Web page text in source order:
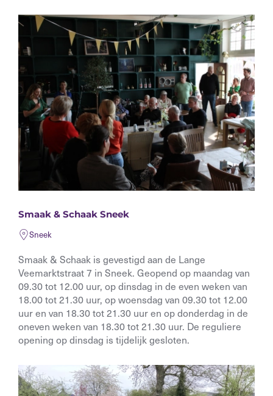
Smaak & Schaak Sneek
Sneek
Smaak & Schaak is gevestigd aan de Lange
Veemarktstraat 7 in Sneek. Geopend op maandag van
09.30 tot 12.00 uur, op dinsdag in de even weken van
18.00 tot 21.30 uur, op woensdag van 09.30 tot 12.00
uur en van 18.30 tot 21.30 uur en op donderdag in de
oneven weken van 18.30 tot 21.30 uur. De reguliere
opening op dinsdag is tijdelijk gesloten.